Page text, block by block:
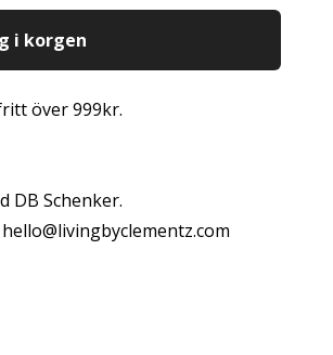
i korgen
över 999kr.
DB Schenker.
hello@livingbyclementz.com